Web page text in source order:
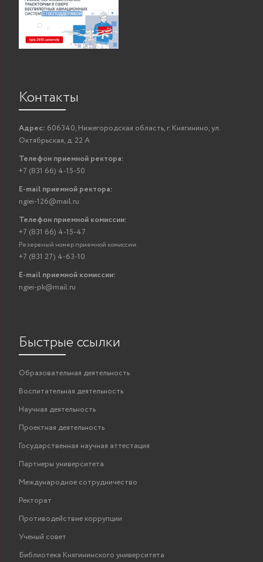
Контакты
Адрес: 606340, Нижегородская область, г. Княгинино, ул.
Октябрьская, д. 22 А
Телефон приемной ректора:
+7 (831 66) 4-15-50
E-mail приемной ректора:
ngiei-126@mail.ru
Телефон приемной комиссии:
+7 (831 66) 4-15-47
Резервный номер приемной комиссии:
+7 (831 27) 4-63-10
E-mail приемной комиссии:
ngiei-pk@mail.ru
Быстрые ссылки
Образовательная деятельность
Воспитательная деятельность
Научная деятельность
Проектная деятельность
Государственная научная аттестация
Партнеры университета
Международное сотрудничество
Ректорат
Противодействие коррупции
Ученый совет
Библиотека Княгининского университета